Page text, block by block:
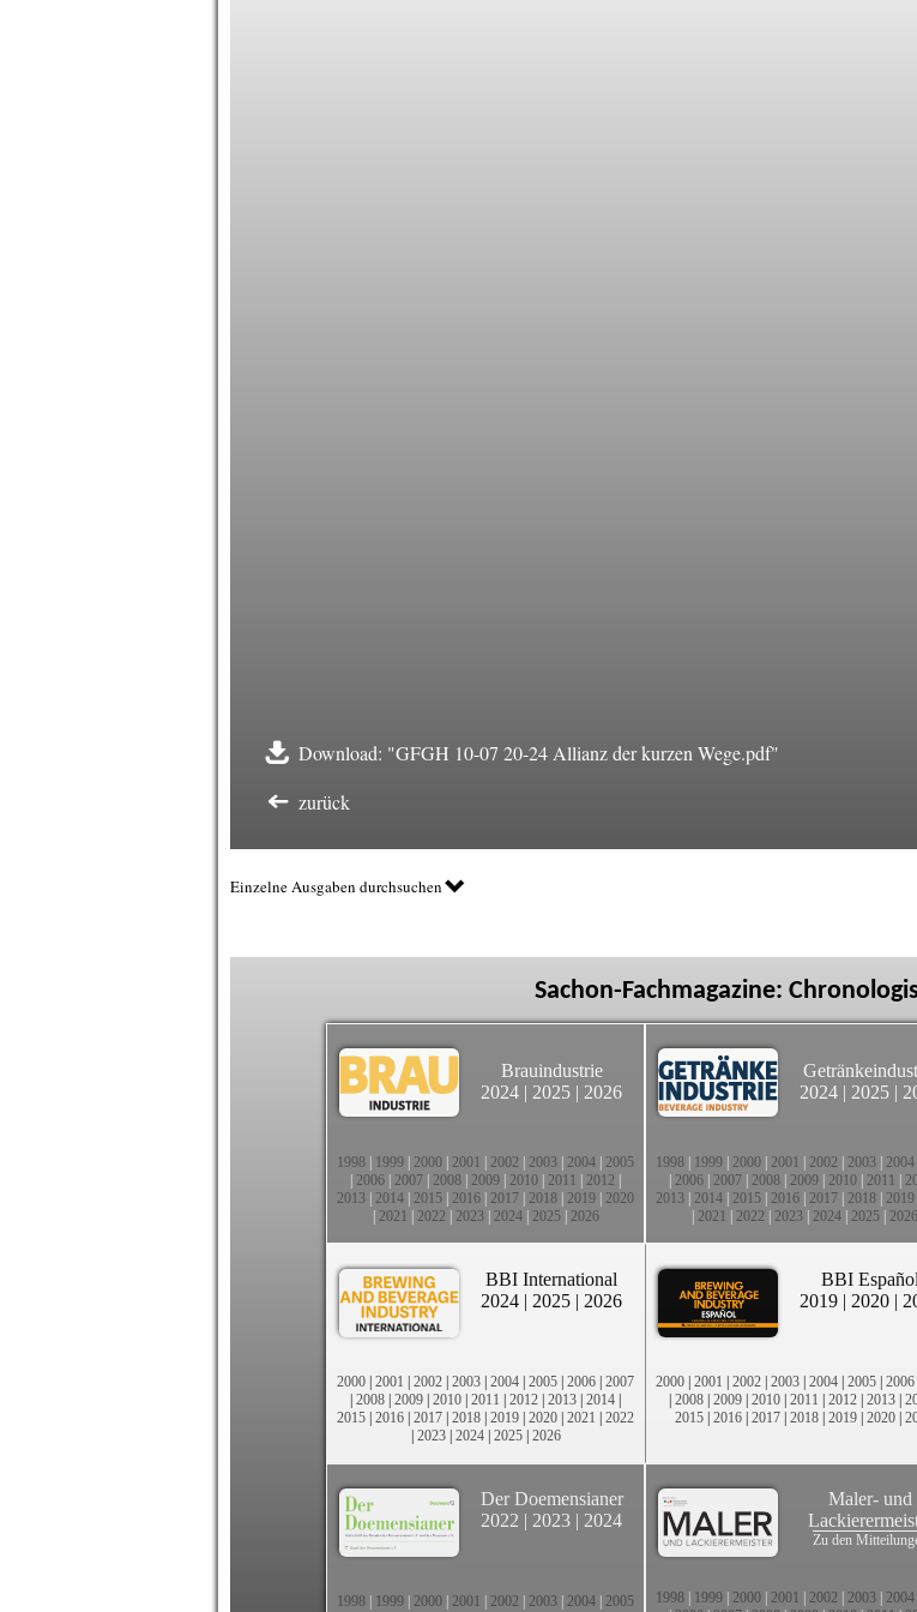
Download: "GFGH 10-07 20-24 Allianz der kurzen Wege.pdf"
zurück
Einzelne Ausgaben durchsuchen
Sachon-Fachmagazine:
Brauindustrie
2024 | 2025 | 2026
1998 1999 2000 2001 2002 2003 2004 2005
2006 2007 2008 2009 2010 2011 2012
2013 2014 2015 2016 2017 2018 2019 2020
2021 2022 2023| 2024| 2025| 2026
2024 | 2025 |
1998 1999 2000 2001 2002 2003 2004
2006 2007 2008 2009 2010 2011
2013 2014 2015 2016 2017 2018 2019
2021 2022 2023| 2024| 2025| 2026
BBI International
2024 | 2025 | 2026
2000 | 2001 | 2002 | 2003 | 2004 | 2005 | 2006 | 2007
| 2008 | 2009 | 2010 | 2011 | 2012 | 2013 | 2014 |
2015 | 2016 | 2017 | 2018 | 2019 | 2020 | 2021 | 2022
| 2023| 2024| 2025| 2026
BBI Español
2019 | 2020 |
2000 | 2001 | 2002 | 2003 | 2004 | 2005 | 2006
| 2008 | 2009 | 2010 | 2011 | 2012 | 2013 |
2015 | 2016 | 2017 | 2018 | 2019 | 2020 |
Der Doemensianer
2022 | 2023 | 2024
1998 1999 2000 2001 2002 2003 2004 2005
Maler- und
Zu den
1998 1999 2000 2001 2002 2003 2004